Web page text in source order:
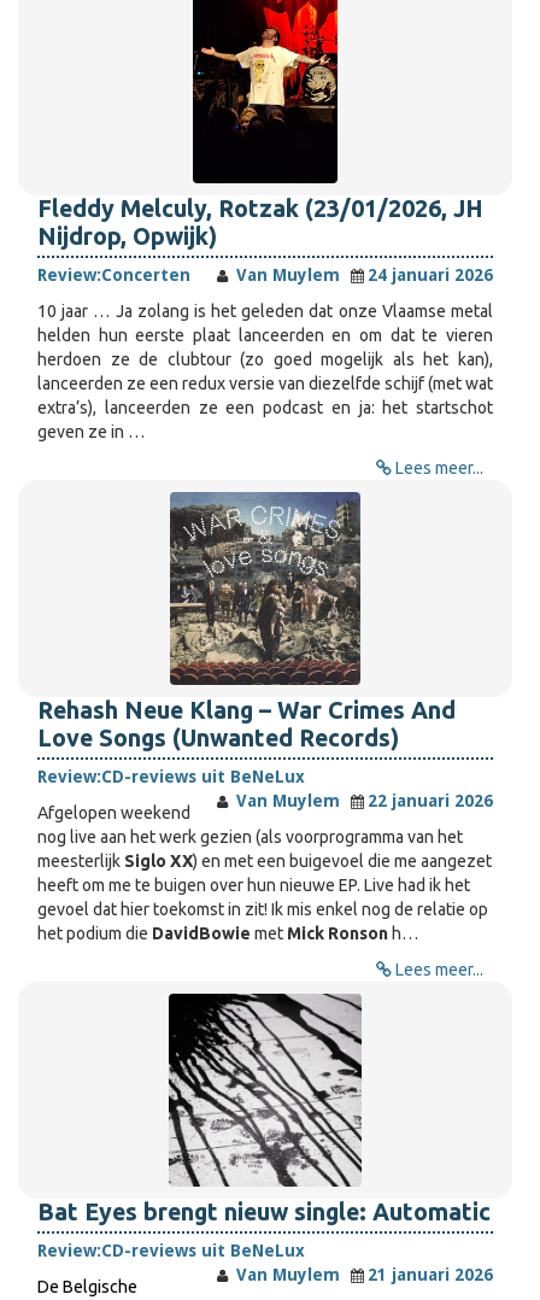
Fleddy Melculy, Rotzak (23/01/2026, JH
Nijdrop, Opwijk)
Review:Concerten Van Muylem
24 januari 2026
10 jaar … Ja zolang is het geleden dat onze Vlaamse metal
helden hun eerste plaat lanceerden en om dat te vieren
herdoen ze de clubtour (zo goed mogelijk als het kan),
lanceerden ze een redux versie van diezelfde schijf (met wat
extra’s), lanceerden ze een podcast en ja: het startschot
geven ze in …
Lees meer...
Rehash Neue Klang – War Crimes And
Love Songs (Unwanted Records)
Review:CD-reviews uit BeNeLux
Van Muylem
22 januari 2026
Afgelopen weekend
nog live aan het werk gezien (als voorprogramma van het
meesterlijk Siglo XX) en met een buigevoel die me aangezet
heeft om me te buigen over hun nieuwe EP. Live had ik het
gevoel dat hier toekomst in zit! Ik mis enkel nog de relatie op
het podium die David Bowie met Mick Ronson h…
Lees meer...
Bat Eyes brengt nieuw single: Automatic
Review:CD-reviews uit BeNeLux
Van Muylem
21 januari 2026
De Belgische